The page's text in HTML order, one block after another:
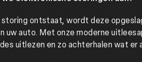
storing ontstaat, wordt deze
uw auto. Met onze moderne
uitlezen en zo achterhalen wat er